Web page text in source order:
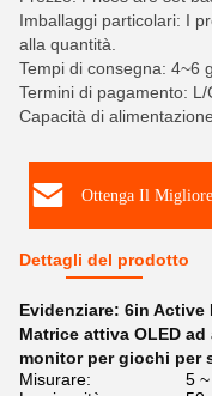
Imballaggi particolari: I
alla quantità.
Tempi di consegna: 4~6
Termini di pagamento:
Capacità di
Ottenga Il
Dettagli del prodotto
Evidenziare: 6in Active
Matrice attiva OLED
monitor per giochi per
Misurare:
5